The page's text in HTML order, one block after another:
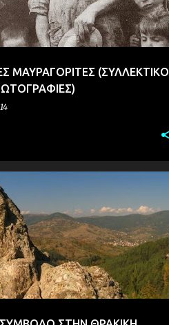
ΜΑΥΡΑΓΟΡΙΤΕΣ (ΣΥΛΛΕΚΤΙΚΟ